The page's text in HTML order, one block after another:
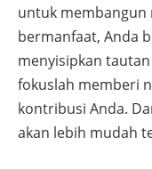
untuk membangun
bermanfaat, Anda
menyisipkan
fokuslah memberi
kontribusi Anda.
akan lebih mudah